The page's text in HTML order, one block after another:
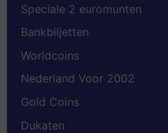
Speciale 2 euromunten
Bankbiljetten
Worldcoins
Nederland Voor 2002
Gold Coins
Dukaten